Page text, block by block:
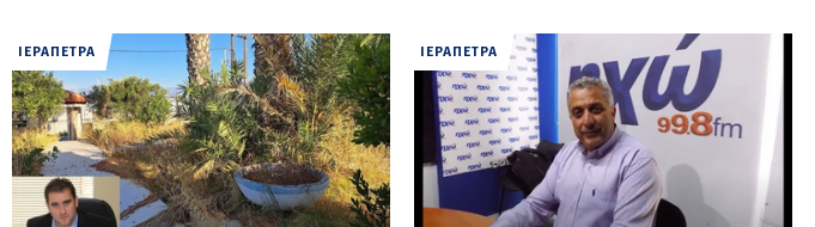
ΙΕΡΑΠΕΤΡΑ ΙΕΡΑΠΕΤΡΑ